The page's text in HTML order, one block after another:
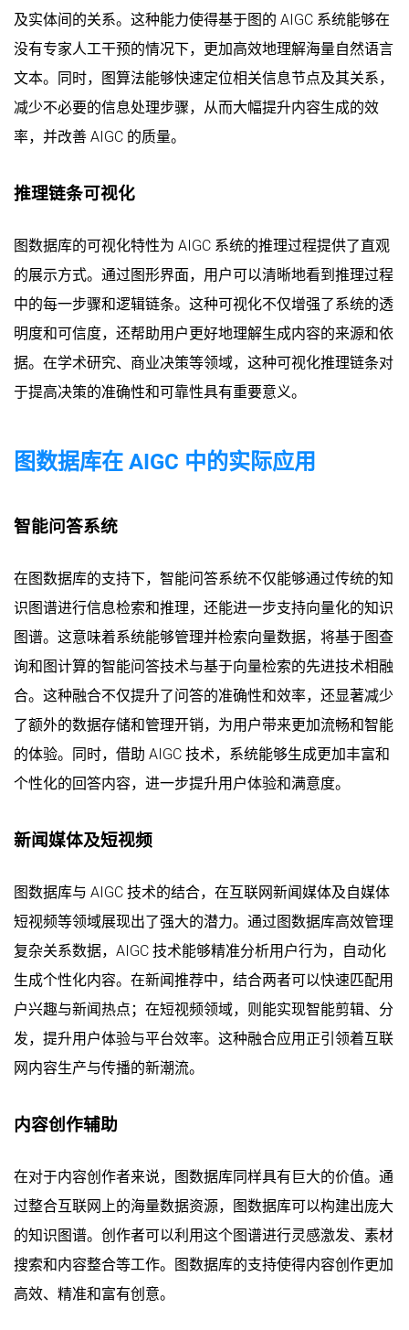
及实体间的关系。这种能力使得基于图的 AIGC 系统能够在
没有专家人工干预的情况下，更加高效地理解海量自然语言
文本。同时，图算法能够快速定位相关信息节点及其关系，
减少不必要的信息处理步骤，从而大幅提升内容生成的效
率，并改善 AIGC 的质量。
推理链条可视化
图数据库的可视化特性为 AIGC 系统的推理过程提供了直观
的展示方式。通过图形界面，用户可以清晰地看到推理过程
中的每一步骤和逻辑链条。这种可视化不仅增强了系统的透
明度和可信度，还帮助用户更好地理解生成内容的来源和依
据。在学术研究、商业决策等领域，这种可视化推理链条对
于提高决策的准确性和可靠性具有重要意义。
图数据库在 AIGC 中的实际应用
智能问答系统
在图数据库的支持下，智能问答系统不仅能够通过传统的知
识图谱进行信息检索和推理，还能进一步支持向量化的知识
图谱。这意味着系统能够管理并检索向量数据，将基于图查
询和图计算的智能问答技术与基于向量检索的先进技术相融
合。这种融合不仅提升了问答的准确性和效率，还显著减少
了额外的数据存储和管理开销，为用户带来更加流畅和智能
的体验。同时，借助 AIGC 技术，系统能够生成更加丰富和
个性化的回答内容，进一步提升用户体验和满意度。
新闻媒体及短视频
图数据库与 AIGC 技术的结合，在互联网新闻媒体及自媒体
短视频等领域展现出了强大的潜力。通过图数据库高效管理
复杂关系数据，AIGC 技术能够精准分析用户行为，自动化
生成个性化内容。在新闻推荐中，结合两者可以快速匹配用
户兴趣与新闻热点；在短视频领域，则能实现智能剪辑、分
发，提升用户体验与平台效率。这种融合应用正引领着互联
网内容生产与传播的新潮流。
内容创作辅助
在对于内容创作者来说，图数据库同样具有巨大的价值。通
过整合互联网上的海量数据资源，图数据库可以构建出庞大
的知识图谱。创作者可以利用这个图谱进行灵感激发、素材
搜索和内容整合等工作。图数据库的支持使得内容创作更加
高效、精准和富有创意。